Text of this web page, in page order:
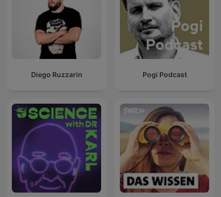
Diego Ruzzarin Pogi Podcast